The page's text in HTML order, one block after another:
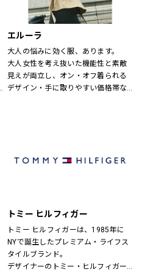
～メンバーズカードについて～
5,500円（税込）お買い上げ毎に、ス
24個スタンプで5,500円の割引カー
ドとしてご利用頂けます。
有効期限はございません。全店舗に
て使用できます。
（CottonHouse Aya）、バスコ
ィウミ（MidiUmi）、エトレリー
（etre relie）、ノンブルアンペール
（NOMBRE IMPAIR）、フィルデフェ
ール（FIL DE FER）、秋霞堂（シュ
ウカドウ）、アントゲージ
エルーラ
大人の悩みに効く服、あります。
大人女性を考え抜いた機能性と素敵
見えが両立し、オン・オフ着られる
デザイン・手に取りやすい価格帯な
トミー ヒルフィガー
トミー ヒルフィガーは、1985年に
NYで誕生したプレミアム・ライフス
タイルブランド。
デザイナーのトミー・ヒルフィガー